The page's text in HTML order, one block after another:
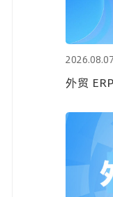
2026.08.07
外贸